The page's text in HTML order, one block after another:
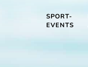
SPORT-
EVENTS